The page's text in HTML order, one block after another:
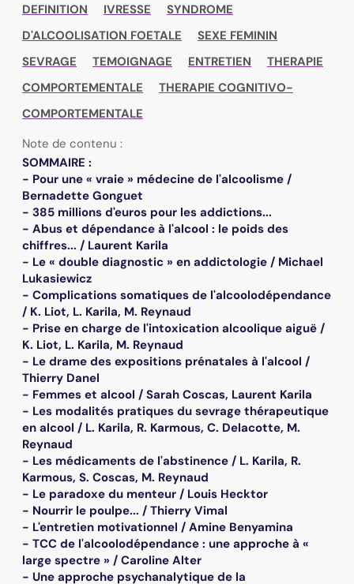
DEFINITION
IVRESSE
SYNDROME
D'ALCOOLISATION FOETALE
SEXE FEMININ
SEVRAGE
TEMOIGNAGE ENTRETIEN
THERAPIE
COMPORTEMENTALE
THERAPIE COGNITIVO-
COMPORTEMENTALE
Note de contenu :
SOMMAIRE :
- Pour une « vraie » médecine de l'alcoolisme /
Bernadette Gonguet
- 385 millions d'euros pour les addictions...
- Abus et dépendance à l'alcool : le poids des
chiffres... / Laurent Karila
- Le « double diagnostic » en addictologie / Michael
Lukasiewicz
- Complications somatiques de l'alcoolodépendance
/ K. Liot, L. Karila, M. Reynaud
- Prise en charge de l'intoxication alcoolique aiguë /
K. Liot, L. Karila, M. Reynaud
- Le drame des expositions prénatales à l'alcool /
Thierry Danel
- Femmes et alcool / Sarah Coscas, Laurent Karila
- Les modalités pratiques du sevrage thérapeutique
en alcool / L. Karila, R. Karmous, C. Delacotte, M.
Reynaud
- Les médicaments de l'abstinence / L. Karila, R.
Karmous, S. Coscas, M. Reynaud
- Le paradoxe du menteur / Louis Hecktor
- Nourrir le poulpe... / Thierry Vimal
- L'entretien motivationnel / Amine Benyamina
- TCC de l'alcoolodépendance : une approche à «
large spectre » / Caroline Alter
- Une approche psychanalytique de la